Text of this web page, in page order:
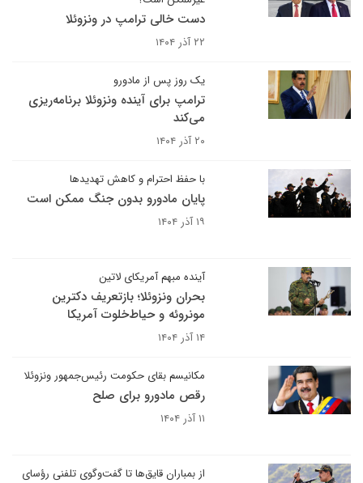
دست خالی ترامپ در ونزوئلا
۲۲ آذر ۱۴۰۴
یک روز پس از مادورو
ترامپ برای آینده ونزوئلا برنامه‌ریزی
می‌کند
۲۰ آذر ۱۴۰۴
با حفظ احترام و کاهش تهدیدها
پایان مادورو بدون جنگ ممکن است
۱۹ آذر ۱۴۰۴
آینده مبهم آمریکای لاتین
بحران ونزوئلا؛ بازتعریف دکترین
مونروئه و حیاط‌خلوت آمریکا
۱۴ آذر ۱۴۰۴
مکانیسم بقای حکومت رئیس‌جمهور ونزوئلا
رقص مادورو برای صلح
۱۱ آذر ۱۴۰۴
از بمباران قایق‌ها تا گفت‌وگوی تلفنی رؤسای